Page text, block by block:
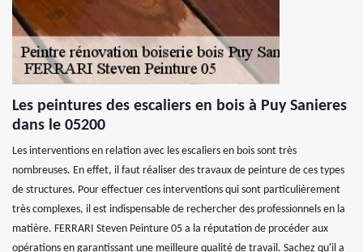
Les peintures des escaliers en bois à Puy Sanieres
dans le 05200
Les interventions en relation avec les escaliers en bois sont très
nombreuses. En effet, il faut réaliser des travaux de peinture de ces types
de structures. Pour effectuer ces interventions qui sont particulièrement
très complexes, il est indispensable de rechercher des professionnels en la
matière. FERRARI Steven Peinture 05 a la réputation de procéder aux
opérations en garantissant une meilleure qualité de travail. Sachez qu'il a